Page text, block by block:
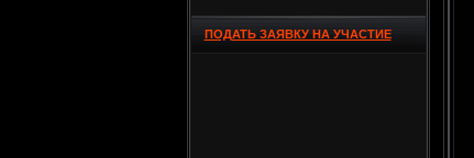
ПОДАТЬ ЗАЯВКУ НА УЧАСТИЕ